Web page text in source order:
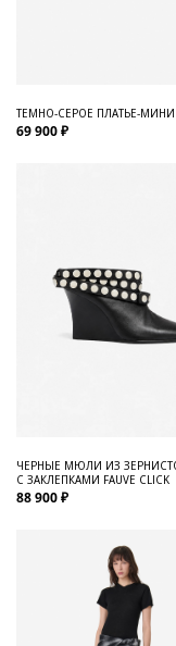
ТЕМНО-СЕРОЕ ПЛАТЬЕ-МИНИ
69 900 ₽
ЧЕРНЫЕ МЮЛИ ИЗ
С ЗАКЛЕПКАМИ FAUVE CLICK
88 900 ₽